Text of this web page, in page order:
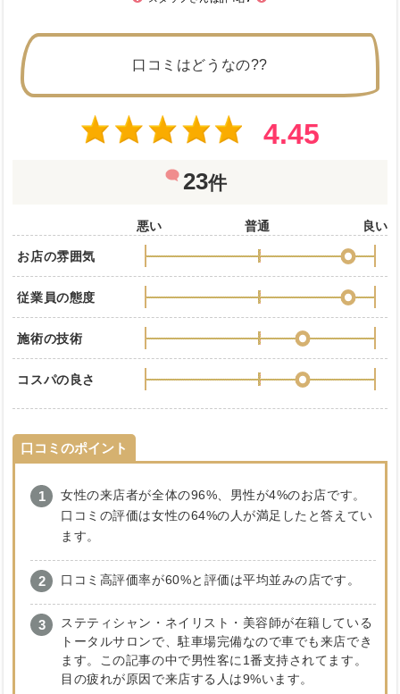
口コミはどうなの??
4.45
23件
悪い 普通 良い
お店の雰囲気
従業員の態度
施術の技術
コスパの良さ
口コミのポイント
女性の来店者が全体の96%、男性が4%のお店です。
口コミの評価は女性の64%の人が満足したと答えてい
ます。
口コミ高評価率が60%と評価は平均並みの店です。
ステティシャン・ネイリスト・美容師が在籍している
トータルサロンで、駐車場完備なので車でも来店でき
ます。この記事の中で男性客に1番支持されてます。
目の疲れが原因で来店する人は9%います。